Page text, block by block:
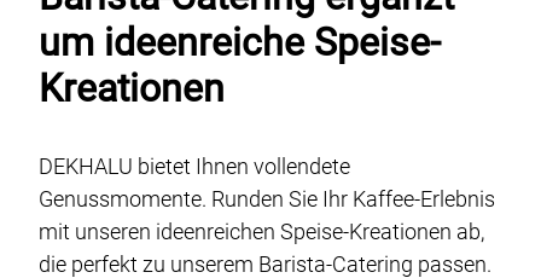
um ideenreiche Speise-
Kreationen
DEKHALU bietet Ihnen vollendete
Genussmomente. Runden Sie Ihr Kaffee-Erlebnis
mit unseren ideenreichen Speise-Kreationen ab,
die perfekt zu unserem Barista-Catering passen.